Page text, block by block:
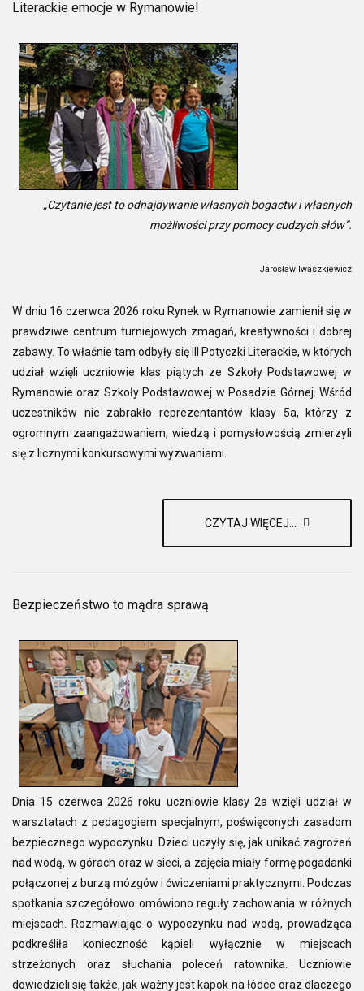
Literackie emocje w Rymanowie!
„Czytanie jest to odnajdywanie własnych bogactw i własnych
możliwości przy pomocy cudzych słów”.
Jarosław Iwaszkiewicz
W dniu 16 czerwca 2026 roku Rynek w Rymanowie zamienił się w
prawdziwe centrum turniejowych zmagań, kreatywności i dobrej
zabawy. To właśnie tam odbyły się III Potyczki Literackie, w których
udział wzięli uczniowie klas piątych ze Szkoły Podstawowej w
Rymanowie oraz Szkoły Podstawowej w Posadzie Górnej. Wśród
uczestników nie zabrakło reprezentantów klasy 5a, którzy z
ogromnym zaangażowaniem, wiedzą i pomysłowością zmierzyli
się z licznymi konkursowymi wyzwaniami.
CZYTAJ WIĘCEJ...
Bezpieczeństwo to mądra sprawą
Dnia 15 czerwca 2026 roku uczniowie klasy 2a wzięli udział w
warsztatach z pedagogiem specjalnym, poświęconych zasadom
bezpiecznego wypoczynku. Dzieci uczyły się, jak unikać zagrożeń
nad wodą, w górach oraz w sieci, a zajęcia miały formę pogadanki
połączonej z burzą mózgów i ćwiczeniami praktycznymi. Podczas
spotkania szczegółowo omówiono reguły zachowania w różnych
miejscach. Rozmawiając o wypoczynku nad wodą, prowadząca
podkreśliła konieczność kąpieli wyłącznie w miejscach
strzeżonych oraz słuchania poleceń ratownika. Uczniowie
dowiedzieli się także, jak ważny jest kapok na łódce oraz dlaczego